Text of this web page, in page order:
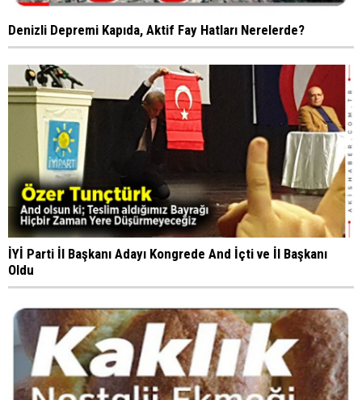
Denizli Depremi Kapıda, Aktif Fay Hatları Nerelerde?
İYİ Parti İl Başkanı Adayı Kongrede And İçti ve İl Başkanı
Oldu